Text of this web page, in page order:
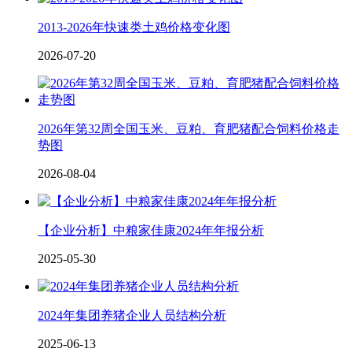
2013-2026年快速类土鸡价格变化图
2026-07-20
2026年第32周全国玉米、豆粕、育肥猪配合饲料价格走
势图
2026-08-04
【企业分析】中粮家佳康2024年年报分析
2025-05-30
2024年集团养猪企业人员结构分析
2025-06-13